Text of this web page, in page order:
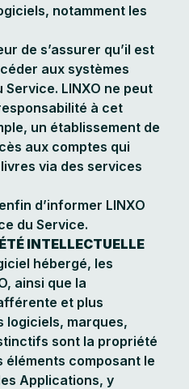
notamment les
de s’assurer qu’il est
aux systèmes
LINXO ne peut
à cet
un établissement de
aux comptes qui
via des services
d’informer LINXO
du Service.
INTELLECTUELLE
hébergé, les
ainsi que la
et plus
logiciels, marques,
sont la propriété
éléments composant le
Applications, y